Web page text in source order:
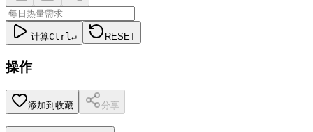
计算Ctrl↵ RESET
操作
添加到收藏 分享